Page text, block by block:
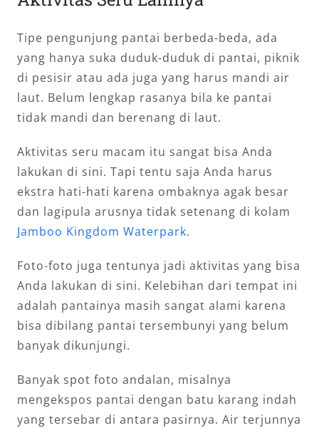
Tipe pengunjung pantai berbeda-beda, ada
yang hanya suka duduk-duduk di pantai, piknik
di pesisir atau ada juga yang harus mandi air
laut. Belum lengkap rasanya bila ke pantai
tidak mandi dan berenang di laut.
Aktivitas seru macam itu sangat bisa Anda
lakukan di sini. Tapi tentu saja Anda harus
ekstra hati-hati karena ombaknya agak besar
dan lagipula arusnya tidak setenang di kolam
Jamboo Kingdom Waterpark.
Foto-foto juga tentunya jadi aktivitas yang bisa
Anda lakukan di sini. Kelebihan dari tempat ini
adalah pantainya masih sangat alami karena
bisa dibilang pantai tersembunyi yang belum
banyak dikunjungi.
Banyak spot foto andalan, misalnya
mengekspos pantai dengan batu karang indah
yang tersebar di antara pasirnya. Air terjunnya